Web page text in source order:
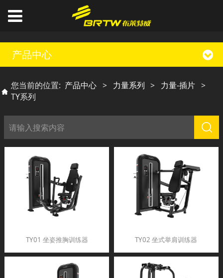
产品中心
您当前的位置: 产品中心 > 力量系列 > 力量-插片 >
TY系列
TY01 坐姿推胸训练器 TY02 坐式举肩训练器